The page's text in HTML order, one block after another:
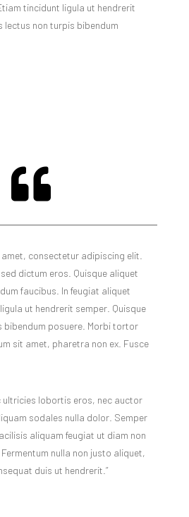
tincidunt ligula ut hendrerit
lectus non turpis bibendum

consectetur adipiscing elit.
dictum eros. Quisque aliquet
faucibus. In feugiat aliquet
ut hendrerit semper. Quisque
bibendum posuere. Morbi tortor
sit amet, pharetra non ex. Fusce
ultricies lobortis eros, nec auctor
sodales nulla dolor. Semper
aliquam feugiat ut diam non
nulla non justo aliquet,
duis ut hendrerit.”